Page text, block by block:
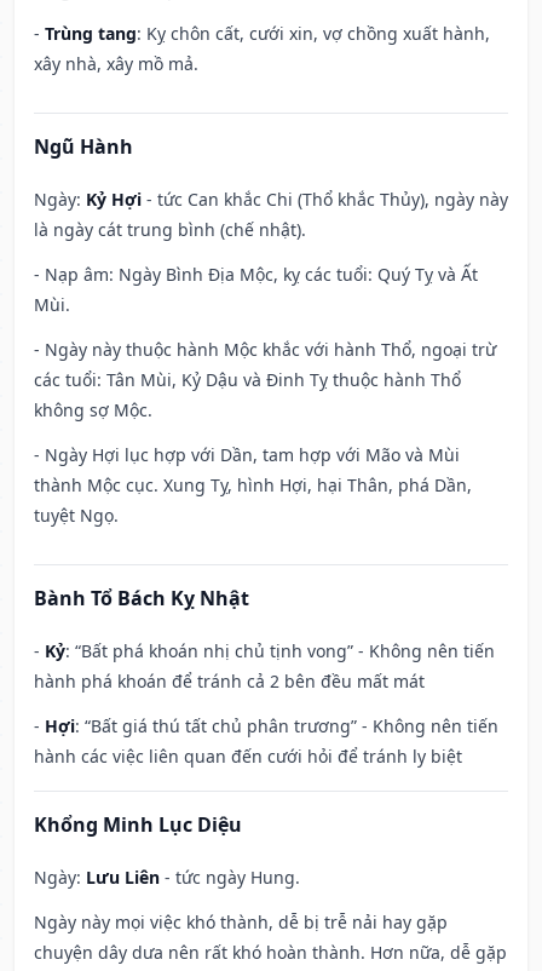
- Trùng tang: Kỵ chôn cất, cưới xin, vợ chồng xuất hành,
xây nhà, xây mồ mả.
Ngũ Hành
Ngày: Kỷ Hợi - tức Can khắc Chi (Thổ khắc Thủy), ngày này
là ngày cát trung bình (chế nhật).
- Nạp âm: Ngày Bình Địa Mộc, kỵ các tuổi: Quý Tỵ và Ất
Mùi.
- Ngày này thuộc hành Mộc khắc với hành Thổ, ngoại trừ
các tuổi: Tân Mùi, Kỷ Dậu và Đinh Tỵ thuộc hành Thổ
không sợ Mộc.
- Ngày Hợi lục hợp với Dần, tam hợp với Mão và Mùi
thành Mộc cục. Xung Tỵ, hình Hợi, hại Thân, phá Dần,
tuyệt Ngọ.
Bành Tổ Bách Kỵ Nhật
- Kỷ: “Bất phá khoán nhị chủ tịnh vong” - Không nên tiến
hành phá khoán để tránh cả 2 bên đều mất mát
- Hợi: “Bất giá thú tất chủ phân trương” - Không nên tiến
hành các việc liên quan đến cưới hỏi để tránh ly biệt
Khổng Minh Lục Diệu
Ngày: Lưu Liên - tức ngày Hung.
Ngày này mọi việc khó thành, dễ bị trễ nải hay gặp
chuyện dây dưa nên rất khó hoàn thành. Hơn nữa, dễ gặp